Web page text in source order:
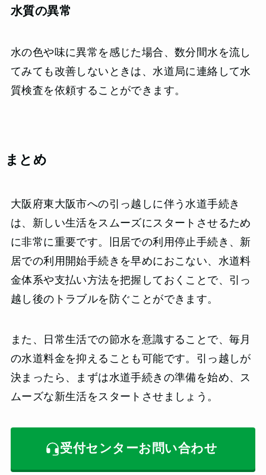
水質の異常
水の色や味に異常を感じた場合、数分間水を流し
てみても改善しないときは、水道局に連絡して水
質検査を依頼することができます。
まとめ
大阪府東大阪市への引っ越しに伴う水道手続き
は、新しい生活をスムーズにスタートさせるため
に非常に重要です。旧居での利用停止手続き、新
居での利用開始手続きを早めにおこない、水道料
金体系や支払い方法を把握しておくことで、引っ
越し後のトラブルを防ぐことができます。
また、日常生活での節水を意識することで、毎月
の水道料金を抑えることも可能です。引っ越しが
決まったら、まずは水道手続きの準備を始め、ス
ムーズな新生活をスタートさせましょう。
受付センターお問い合わせ